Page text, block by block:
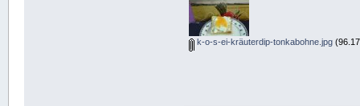
k-o-s-ei-kräuterdip-tonkabohne.jpg(96.17